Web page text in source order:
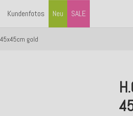
Kundenfotos SALE
Neu
gold